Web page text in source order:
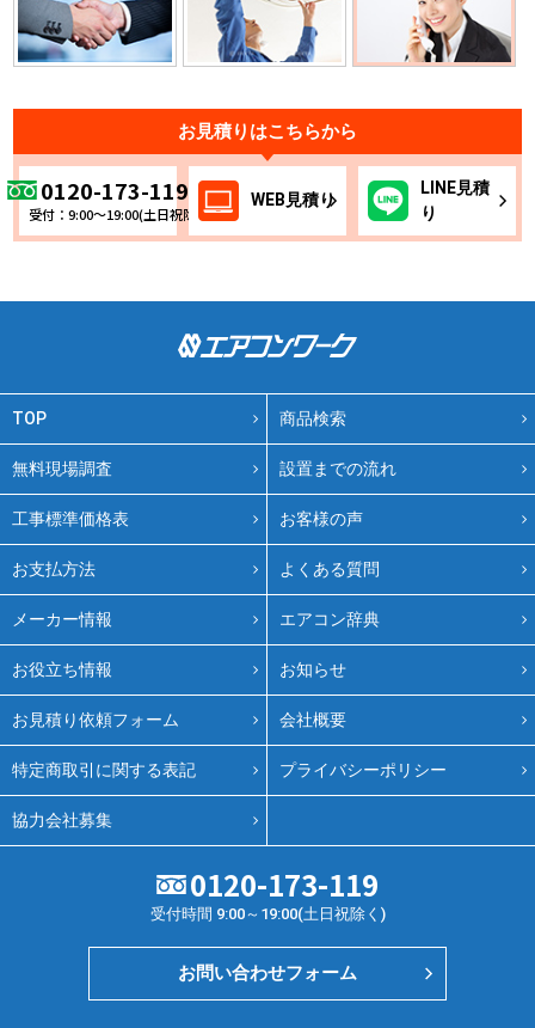
お見積りはこちらから
0120-173-119
受付：9:00～19:00(土日祝除く)
WEB見積り
LINE見積
り
TOP 商品検索
無料現場調査 設置までの流れ
工事標準価格表 お客様の声
お支払方法 よくある質問
メーカー情報 エアコン辞典
お役立ち情報 お知らせ
お見積り依頼フォーム 会社概要
特定商取引に関する表記 プライバシーポリシー
協力会社募集
0120-173-119
受付時間 9:00～19:00(土日祝除く)
お問い合わせフォーム